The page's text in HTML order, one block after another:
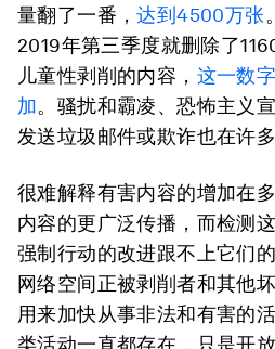
量翻了一番，达到4500万张
2019年第三季度就删除了
儿童性剥削的内容， 这一数
加。骚扰和霸凌、恐怖主义
发送垃圾邮件或欺诈也在许
很难解释有害内容的增加在
内容的更广泛传播，而检测
强制行动的改进跟不上它们
网络空间正被剥削者和其他
用来加快从事非法和有害的
类活动一直都存在，只是开